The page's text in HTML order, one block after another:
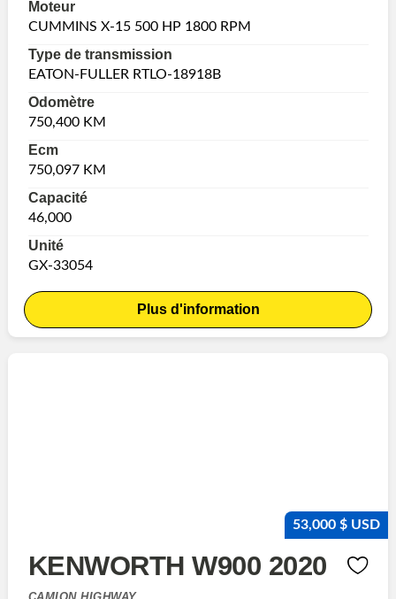
Moteur
CUMMINS X-15 500 HP 1800 RPM
Type de transmission
EATON-FULLER RTLO-18918B
Odomètre
750,400 KM
Ecm
750,097 KM
Capacité
46,000
Unité
GX-33054
Plus d'information
53,000 $ USD
KENWORTH W900 2020